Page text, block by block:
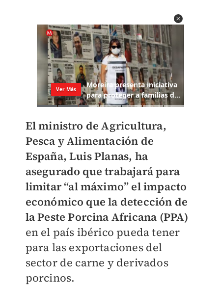
El ministro de Agricultura,
Pesca y Alimentación de
España, Luis Planas, ha
asegurado que trabajará para
limitar “al máximo” el impacto
económico que la detección de
la Peste Porcina Africana (PPA)
en el país ibérico pueda tener
para las exportaciones del
sector de carne y derivados
porcinos.